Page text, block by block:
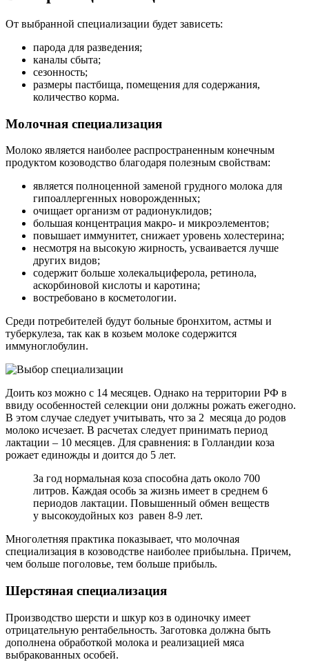
От выбранной специализации будет зависеть:
парода для разведения;
каналы сбыта;
сезонность;
размеры пастбища, помещения для содержания,
количество корма.
Молочная специализация
Молоко является наиболее распространенным конечным
продуктом козоводство благодаря полезным свойствам:
является полноценной заменой грудного молока для
гипоаллергенных новорожденных;
очищает организм от радионуклидов;
большая концентрация макро- и микроэлементов;
повышает иммунитет, снижает уровень холестерина;
несмотря на высокую жирность, усваивается лучше
других видов;
содержит больше холекальциферола, ретинола,
аскорбиновой кислоты и каротина;
востребовано в косметологии.
Среди потребителей будут больные бронхитом, астмы и
туберкулеза, так как в козьем молоке содержится
иммуноглобулин.
Доить коз можно с 14 месяцев. Однако на территории РФ в
ввиду особенностей селекции они должны рожать ежегодно.
В этом случае следует учитывать, что за 2 месяца до родов
молоко исчезает. В расчетах следует принимать период
лактации – 10 месяцев. Для сравнения: в Голландии коза
рожает единожды и доится до 5 лет.
За год нормальная коза способна дать около 700
литров. Каждая особь за жизнь имеет в среднем 6
периодов лактации. Повышенный обмен веществ
у высокоудойных коз равен 8-9 лет.
Многолетняя практика показывает, что молочная
специализация в козоводстве наиболее прибыльна. Причем,
чем больше поголовье, тем больше прибыль.
Шерстяная специализация
Производство шерсти и шкур коз в одиночку имеет
отрицательную рентабельность. Заготовка должна быть
дополнена обработкой молока и реализацией мяса
выбракованных особей.